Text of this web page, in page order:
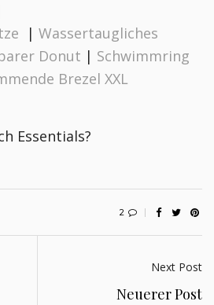
| Wassertaugliches
Donut | Schwimmring
Brezel XXL
Essentials?
2
Next Post
Neuerer Post